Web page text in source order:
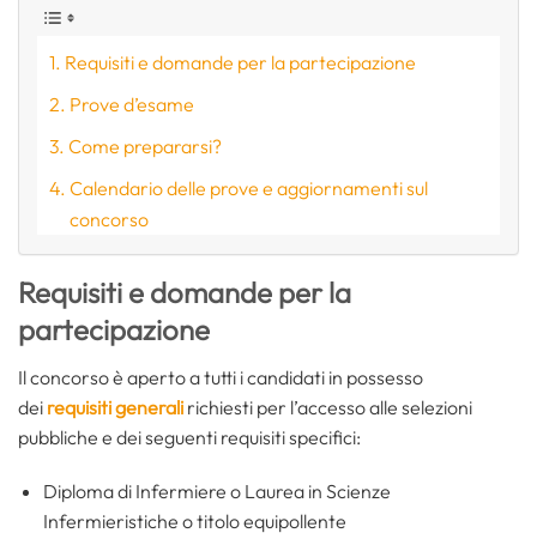
Requisiti e domande per la partecipazione
Prove d’esame
Come prepararsi?
Calendario delle prove e aggiornamenti sul
concorso
Requisiti e domande per la
partecipazione
Il concorso è aperto a tutti i candidati in possesso
dei requisiti generali richiesti per l’accesso alle selezioni
pubbliche e dei seguenti requisiti specifici:
Diploma di Infermiere o Laurea in Scienze
Infermieristiche o titolo equipollente